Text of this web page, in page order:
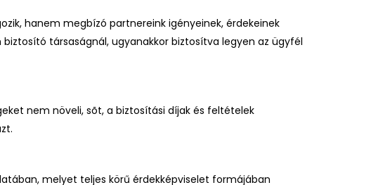
hanem megbízó partnereink igényeinek, érdekeinek
társaságnál, ugyanakkor biztosítva legyen az ügyfél
nem növeli, sõt, a biztosítási díjak és feltételek
melyet teljes körű érdekképviselet formájában